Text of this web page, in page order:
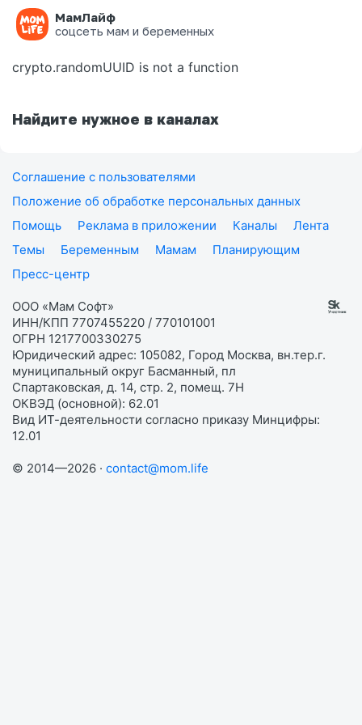
МамЛайф
соцсеть мам и беременных
Ошибка на странице
crypto.randomUUID is not a function
Найдите нужное в каналах
Соглашение с пользователями
Положение об обработке персональных данных
Помощь
Реклама в приложении Каналы
Лента
Темы
Беременным Мамам
Планирующим
Пресс-центр
ООО «Мам Софт»
ИНН/КПП 7707455220 / 770101001
ОГРН 1217700330275
Юридический адрес: 105082, Город Москва, вн.тер.г.
муниципальный округ Басманный, пл
Спартаковская, д. 14, стр. 2, помещ. 7Н
ОКВЭД (основной): 62.01
Вид ИТ-деятельности согласно приказу Минцифры:
12.01
© 2014—2026 · contact@mom.life